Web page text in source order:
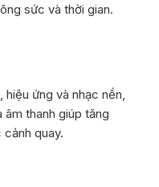
sức và thời gian.
ứng và nhạc nền,
thanh giúp tăng
quay.